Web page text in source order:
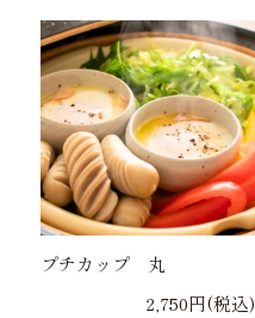
プチカップ 丸
2,750円(税込)